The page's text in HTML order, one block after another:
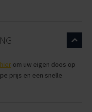
hier om uw eigen doos op
prijs en een snelle